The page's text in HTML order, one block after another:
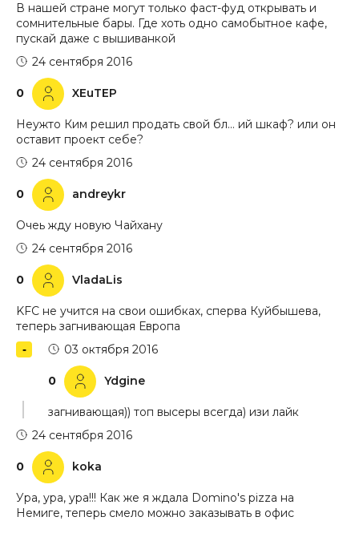
В нашей стране могут только фаст-фуд открывать и
сомнительные бары. Где хоть одно самобытное кафе,
пускай даже с вышиванкой
0 XEuTEP
24 сентября 2016
Неужто Ким решил продать свой бл… ий шкаф? или он
оставит проект себе?
0 andreykr
24 сентября 2016
Очеь жду новую Чайхану
0 VladaLis
24 сентября 2016
KFC не учится на свои ошибках, сперва Куйбышева,
теперь загнивающая Европа
0 Ydgine
03 октября 2016
загнивающая)) топ высеры всегда) изи лайк
0 koka
24 сентября 2016
Ура, ура, ура!!! Как же я ждала Domino's pizza на
Немиге, теперь смело можно заказывать в офис